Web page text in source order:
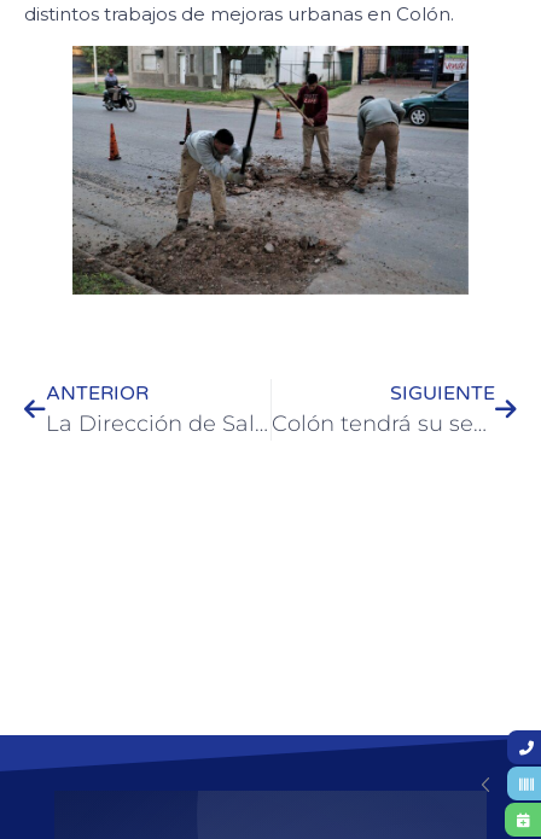
distintos trabajos de mejoras urbanas en Colón.
ANTERIOR
La Dirección de Salud refuerza acciones de prevención contra el Dengue
SIGUIENTE
Colón tendrá su segunda Feria de la Industria y la Producción